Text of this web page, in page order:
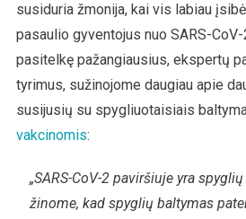
susiduria žmonija, kai vis labiau
pasaulio gyventojus nuo SARS-
pasitelkę pažangiausius, ekspertų
tyrimus, sužinojome daugiau apie
susijusių su spygliuotaisiais
vakcinomis:
„SARS-CoV-2 paviršiuje yra
žinome, kad spyglių baltymas